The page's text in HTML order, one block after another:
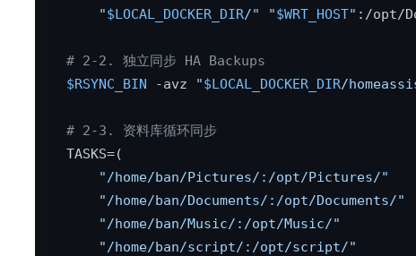
"$LOCAL_DOCKER_DIR/" "$WRT_HOST" :/opt/
# 2-2. 独立同步 HA Backups
$RSYNC_BIN -avz "$LOCAL_DOCKER_DIR/
# 2-3. 资料库循环同步
TASKS=(
"/home/ban/Pictures/:/opt/Pictures/"
"/home/ban/Documents/:/opt/Documents/"
"/home/ban/Music/:/opt/Music/"
"/home/ban/script/:/opt/script/"